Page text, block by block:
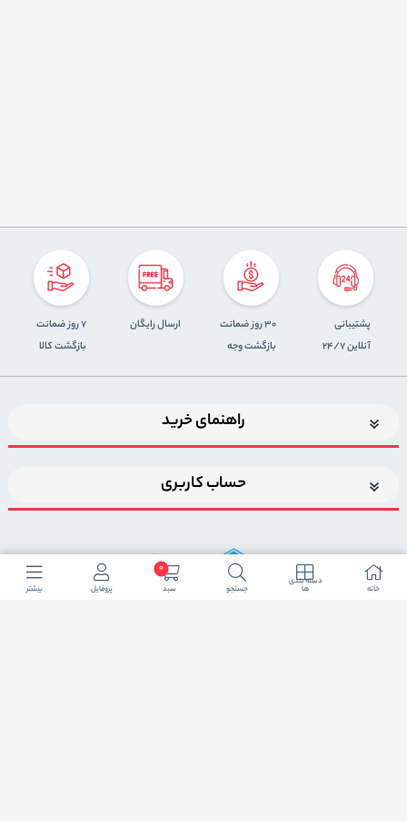
خانه
دسته بندی
ها جستجو
0
سبد پروفایل بیشتر
پشتیبانی
آنلاین 24/7
30 روز ضمانت
بازگشت وجه
ارسال رایگان
7 روز ضمانت
بازگشت کالا
راهنمای خرید
حساب کاربری